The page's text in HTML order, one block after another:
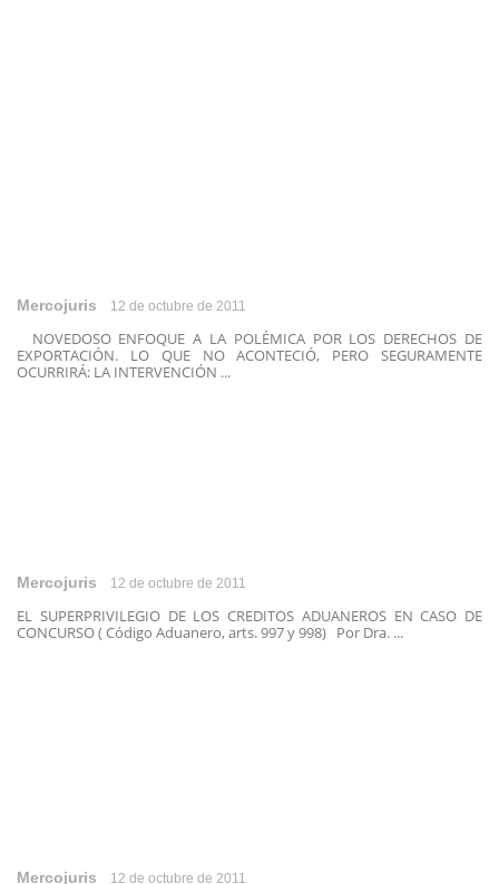
Mercojuris 12 de octubre de 2011
NOVEDOSO ENFOQUE A LA POLÉMICA POR LOS DERECHOS DE
EXPORTACIÓN. LO QUE NO ACONTECIÓ, PERO SEGURAMENTE
OCURRIRÁ: LA INTERVENCIÓN ...
Mercojuris 12 de octubre de 2011
EL SUPERPRIVILEGIO DE LOS CREDITOS ADUANEROS EN CASO DE
CONCURSO ( Código Aduanero, arts. 997 y 998) Por Dra. ...
Mercojuris 12 de octubre de 2011